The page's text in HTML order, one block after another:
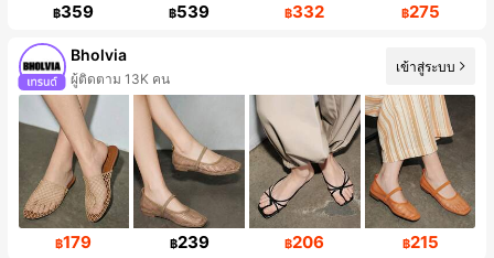
฿359 ฿539 ฿332 ฿275
Bholvia
ผู้ติดตาม 13K คน
การเพิ่มขึ้นของยอดขาย 15%
เข้าสู่ระบบ
฿179 ฿239 ฿206 ฿215